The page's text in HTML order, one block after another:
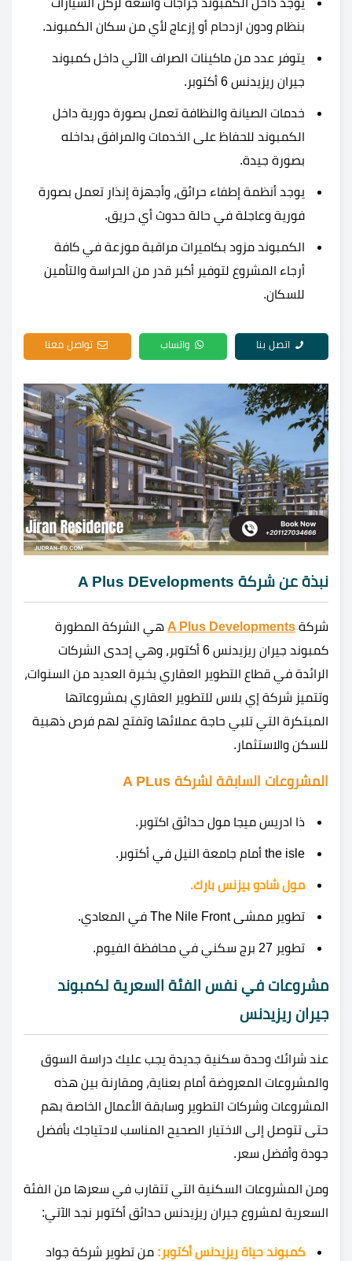
يوجد داخل الكمبوند جراجات واسعة لركن السيارات
بنظام ودون ازدحام أو إزعاج لأي من سكان الكمبوند.
يتوفر عدد من ماكينات الصراف الآلي داخل كمبوند
جيران ريزيدنس 6 أكتوبر.
خدمات الصيانة والنظافة تعمل بصورة دورية داخل
الكمبوند للحفاظ على الخدمات والمرافق بداخله
بصورة جيدة.
يوجد أنظمة إطفاء حرائق، وأجهزة إنذار تعمل بصورة
فورية وعاجلة في حالة حدوث أي حريق.
الكمبوند مزود بكاميرات مراقبة موزعة في كافة
أرجاء المشروع لتوفير أكبر قدر من الحراسة والتأمين
للسكان.
اتصل بنا واتساب تواصل معنا
نبذة عن شركة A Plus DEvelopments
شركة A Plus Developments هي الشركة المطورة
كمبوند جيران ريزيدنس 6 أكتوبر، وهي إحدى الشركات
الرائدة في قطاع التطوير العقاري بخبرة العديد من السنوات،
وتتميز شركة إي بلاس للتطوير العقاري بمشروعاتها
المبتكرة التي تلبي حاجة عملائها وتفتح لهم فرص ذهبية
للسكن والاستثمار.
المشروعات السابقة لشركة A PLus
ذا ادريس ميجا مول حدائق اكتوبر.
the isle أمام جامعة النيل في أكتوبر.
مول شادو بيزنس بارك.
تطوير ممشى The Nile Front في المعادي.
تطوير 27 برج سكني في محافظة الفيوم.
مشروعات في نفس الفئة السعرية لكمبوند
جيران ريزيدنس
عند شرائك وحدة سكنية جديدة يجب عليك دراسة السوق
والمشروعات المعروضة أمام بعناية، ومقارنة بين هذه
المشروعات وشركات التطوير وسابقة الأعمال الخاصة بهم
حتى تتوصل إلى الاختيار الصحيح المناسب لاحتياجك بأفضل
جودة وأفضل سعر.
ومن المشروعات السكنية التي تتقارب في سعرها من الفئة
السعرية لمشروع جيران ريزيدنس حدائق أكتوبر نجد الآتي:
كمبوند حياة ريزيدنس أكتوبر: من تطوير شركة جواد